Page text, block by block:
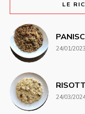
LE
24/01/2023
24/03/